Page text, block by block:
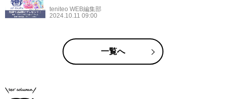
teniteo WEB編集部
2024.10.11 09:00
一覧へ